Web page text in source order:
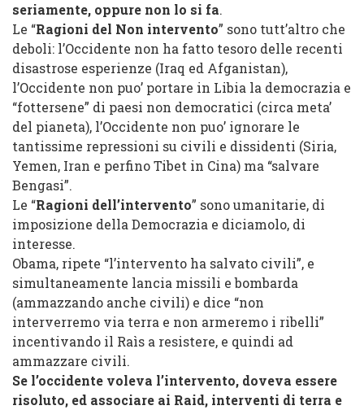
seriamente, oppure non lo si fa.
Le “Ragioni del Non intervento” sono tutt’altro che
deboli: l’Occidente non ha fatto tesoro delle recenti
disastrose esperienze (Iraq ed Afganistan),
l’Occidente non puo’ portare in Libia la democrazia e
“fottersene” di paesi non democratici (circa meta’
del pianeta), l’Occidente non puo’ ignorare le
tantissime repressioni su civili e dissidenti (Siria,
Yemen, Iran e perfino Tibet in Cina) ma “salvare
Bengasi”.
Le “Ragioni dell’intervento” sono umanitarie, di
imposizione della Democrazia e diciamolo, di
interesse.
Obama, ripete “l’intervento ha salvato civili”, e
simultaneamente lancia missili e bombarda
(ammazzando anche civili) e dice “non
interverremo via terra e non armeremo i ribelli”
incentivando il Raìs a resistere, e quindi ad
ammazzare civili.
Se l’occidente voleva l’intervento, doveva essere
risoluto, ed associare ai Raid, interventi di terra e